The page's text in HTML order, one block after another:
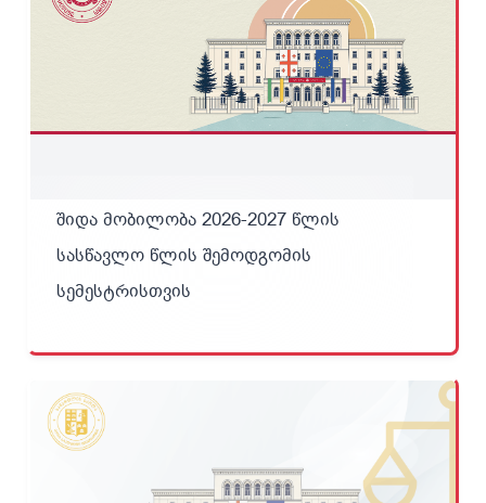
შიდა მობილობა 2026-2027 წლის
სასწავლო წლის შემოდგომის
სემესტრისთვის